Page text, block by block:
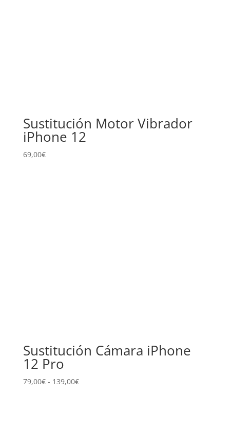
Sustitución Motor Vibrador
iPhone 12
69,00€
Sustitución Cámara iPhone
12 Pro
79,00€ - 139,00€Rango